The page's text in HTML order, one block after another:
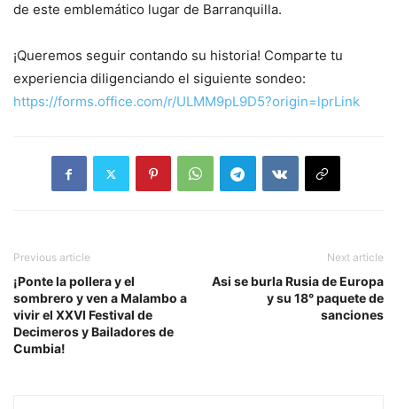
de este emblemático lugar de Barranquilla.
¡Queremos seguir contando su historia! Comparte tu
experiencia diligenciando el siguiente sondeo:
https://forms.office.com/r/ULMM9pL9D5?origin=lprLink
Previous article
¡Ponte la pollera y el
sombrero y ven a Malambo a
vivir el XXVI Festival de
Decimeros y Bailadores de
Cumbia!
Next article
Asi se burla Rusia de Europa
y su 18° paquete de
sanciones